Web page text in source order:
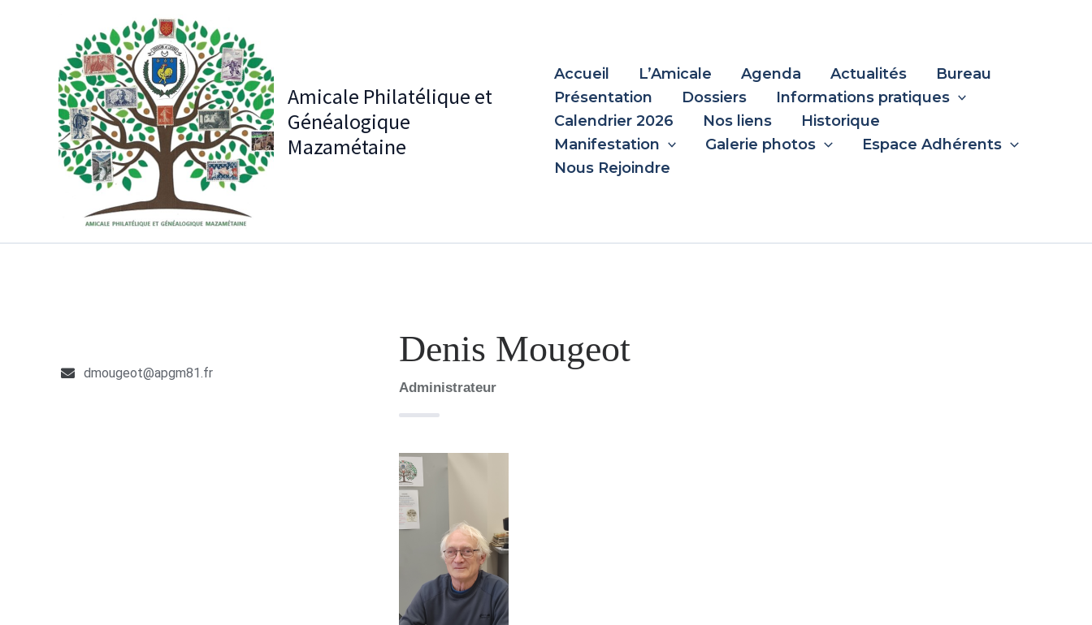
Amicale Philatélique et
Généalogique
Mazamétaine
Accueil L’Amicale Agenda Actualités
Bureau
Présentation
Dossiers
Informations pratiques
Calendrier 2026
Nos liens
Historique
Manifestation
Galerie photos
Espace Adhérents
Nous Rejoindre
dmougeot@apgm81.fr
Denis Mougeot
Administrateur